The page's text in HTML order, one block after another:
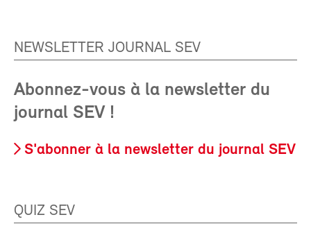
NEWSLETTER JOURNAL SEV
Abonnez-vous à la newsletter du
journal SEV !
S'abonner à la newsletter du journal SEV
QUIZ SEV